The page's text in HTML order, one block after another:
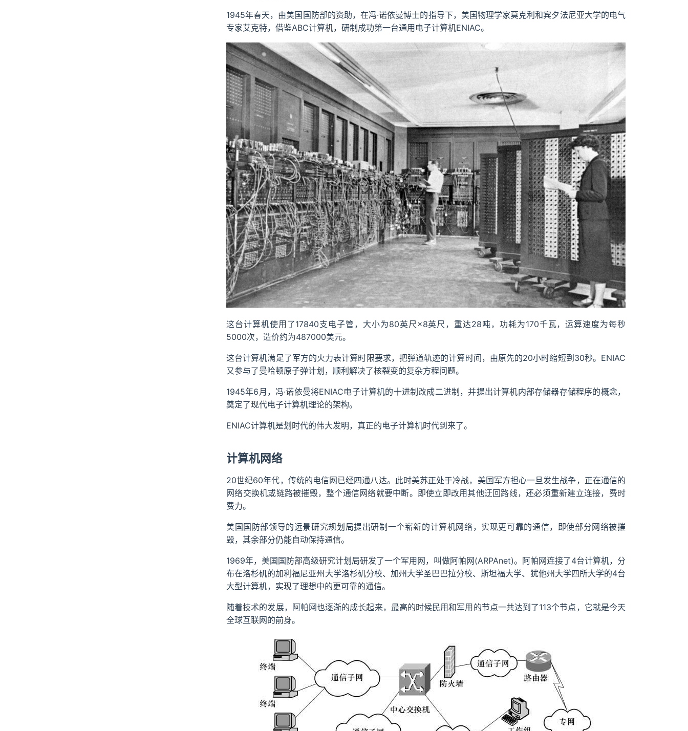
1945年春天，由美国国防部的资助，在冯·诺依曼博士的指导下，美国物理学家莫克利和宾夕法尼亚大学的电气
专家艾克特，借鉴ABC计算机，研制成功第一台通用电子计算机ENIAC。
这台计算机使用了17840支电子管，大小为80英尺×8英尺，重达28吨，功耗为170千瓦，运算速度为每秒
5000次，造价约为487000美元。
这台计算机满足了军方的火力表计算时限要求，把弹道轨迹的计算时间，由原先的20小时缩短到30秒。ENIAC
又参与了曼哈顿原子弹计划，顺利解决了核裂变的复杂方程问题。
1945年6月，冯·诺依曼将ENIAC电子计算机的十进制改成二进制，并提出计算机内部存储器存储程序的概念，
奠定了现代电子计算机理论的架构。
ENIAC计算机是划时代的伟大发明，真正的电子计算机时代到来了。
计算机网络
20世纪60年代，传统的电信网已经四通八达。此时美苏正处于冷战，美国军方担心一旦发生战争，正在通信的
网络交换机或链路被摧毁，整个通信网络就要中断。即使立即改用其他迂回路线，还必须重新建立连接，费时
费力。
美国国防部领导的远景研究规划局提出研制一个崭新的计算机网络，实现更可靠的通信，即使部分网络被摧
毁，其余部分仍能自动保持通信。
1969年，美国国防部高级研究计划局研发了一个军用网，叫做阿帕网(ARPAnet)。阿帕网连接了4台计算机，分
布在洛杉矶的加利福尼亚州大学洛杉矶分校、加州大学圣巴巴拉分校、斯坦福大学、犹他州大学四所大学的4台
大型计算机，实现了理想中的更可靠的通信。
随着技术的发展，阿帕网也逐渐的成长起来，最高的时候民用和军用的节点一共达到了113个节点，它就是今天
全球互联网的前身。